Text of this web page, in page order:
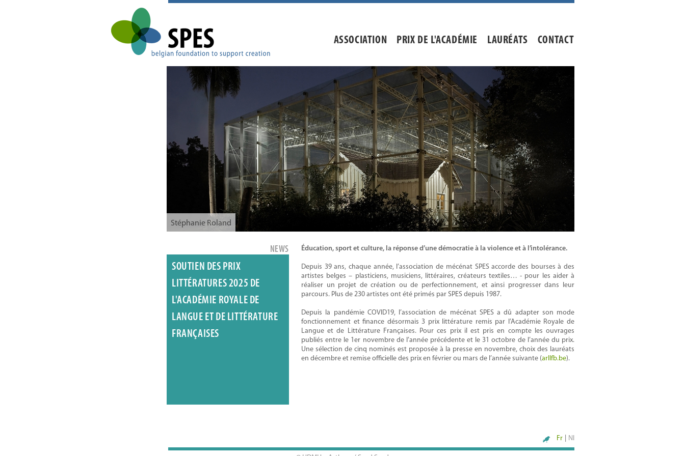
ASSOCIATION PRIX DE L'ACADÉMIE LAURÉATS CONTACT
Stéphanie Roland
NEWS
SOUTIEN DES PRIX
LITTÉRATURES 2025 DE
L'ACADÉMIE ROYALE DE
LANGUE ET DE LITTÉRATURE
FRANÇAISES
Éducation, sport et culture, la réponse d’une démocratie à la violence et à l’intolérance.
Depuis 39 ans, chaque année, l’association de mécénat SPES accorde des bourses à des
artistes belges – plasticiens, musiciens, littéraires, créateurs textiles… - pour les aider à
réaliser un projet de création ou de perfectionnement, et ainsi progresser dans leur
parcours. Plus de 230 artistes ont été primés par SPES depuis 1987.
Depuis la pandémie COVID19, l’association de mécénat SPES a dû adapter son mode
fonctionnement et finance désormais 3 prix littérature remis par l’Académie Royale de
Langue et de Littérature Françaises. Pour ces prix il est pris en compte les ouvrages
publiés entre le 1er novembre de l’année précédente et le 31 octobre de l’année du prix.
Une sélection de cinq nominés est proposée à la presse en novembre, choix des lauréats
en décembre et remise officielle des prix en février ou mars de l’année suivante (arllfb.be).
Fr Nl